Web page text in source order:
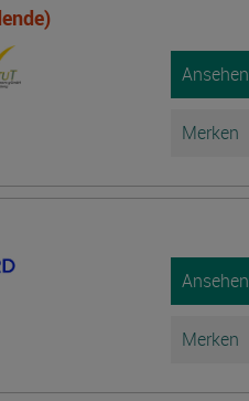
Ansehen
Merken
Ansehen
Merken